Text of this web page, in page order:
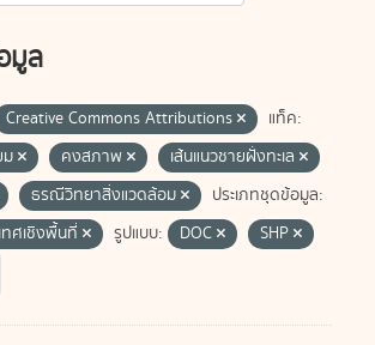
มูล
Creative Commons Attributions
แท็ค:
ม
คงสภาพ
เส้นแนวชายฝั่งทะเล
ธรณีวิทยาสิ่งแวดล้อม
ประเภทชุดข้อมูล:
ศเชิงพื้นที่
รูปแบบ: DOC
SHP